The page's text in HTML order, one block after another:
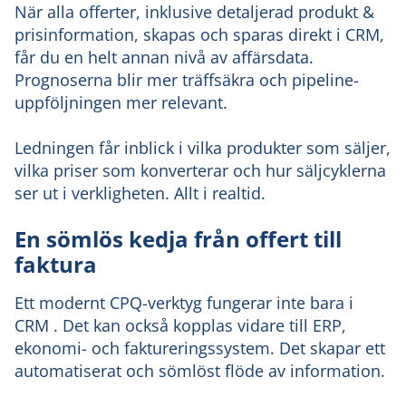
När alla offerter, inklusive detaljerad produkt &
prisinformation, skapas och sparas direkt i CRM,
får du en helt annan nivå av affärsdata.
Prognoserna blir mer träffsäkra och pipeline-
uppföljningen mer relevant.
Ledningen får inblick i vilka produkter som säljer,
vilka priser som konverterar och hur säljcyklerna
ser ut i verkligheten. Allt i realtid.
En sömlös kedja från offert till
faktura
Ett modernt CPQ-verktyg fungerar inte bara i
CRM . Det kan också kopplas vidare till ERP,
ekonomi- och faktureringssystem. Det skapar ett
automatiserat och sömlöst flöde av information.